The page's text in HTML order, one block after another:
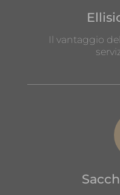
Il vantaggio